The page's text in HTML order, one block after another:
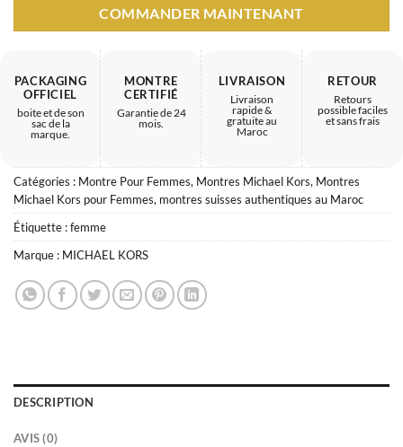
COMMANDER MAINTENANT
PACKAGING
OFFICIEL
boite et de son
sac de la
marque.
MONTRE
CERTIFIÉ
Garantie de 24
mois.
LIVRAISON
Livraison
rapide &
gratuite au
Maroc
RETOUR
Retours
possible faciles
et sans frais
Catégories : Montre Pour Femmes, Montres Michael Kors, Montres
Michael Kors pour Femmes, montres suisses authentiques au Maroc
Étiquette :femme
Marque : MICHAEL KORS
DESCRIPTION
AVIS (0)